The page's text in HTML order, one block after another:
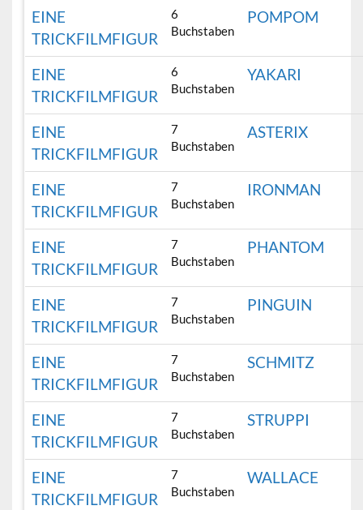
EINE
TRICKFILMFIGUR
6
Buchstaben
POMPOM
EINE
TRICKFILMFIGUR
6
Buchstaben
YAKARI
EINE
TRICKFILMFIGUR
7
Buchstaben
ASTERIX
EINE
TRICKFILMFIGUR
7
Buchstaben
IRONMAN
EINE
TRICKFILMFIGUR
7
Buchstaben
PHANTOM
EINE
TRICKFILMFIGUR
7
Buchstaben
PINGUIN
EINE
TRICKFILMFIGUR
7
Buchstaben
SCHMITZ
EINE
TRICKFILMFIGUR
7
Buchstaben
STRUPPI
EINE
TRICKFILMFIGUR
7
Buchstaben
WALLACE